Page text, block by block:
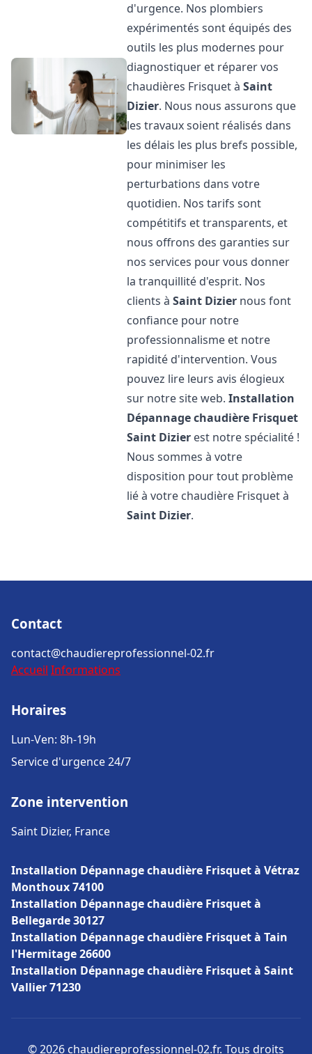
d'urgence. Nos plombiers
expérimentés sont équipés des
outils les plus modernes pour
diagnostiquer et réparer vos
chaudières Frisquet àSaint
Dizier. Nous nous assurons que
les travaux soient réalisés dans
les délais les plus brefs possible,
pour minimiser les
perturbations dans votre
quotidien. Nos tarifs sont
compétitifs et transparents, et
nous offrons des garanties sur
nos services pour vous donner
la tranquillité d'esprit. Nos
clients àSaint Dizier nous font
confiance pour notre
professionnalisme et notre
rapidité d'intervention. Vous
pouvez lire leurs avis élogieux
sur notre site web.Installation
Dépannage chaudière Frisquet
Saint Dizier est notre spécialité !
Nous sommes à votre
disposition pour tout problème
lié à votre chaudière Frisquet à
Saint Dizier.
Contact
contact@chaudiereprofessionnel-02.fr
Accueil Informations
Horaires
Lun-Ven: 8h-19h
Service d'urgence 24/7
Zone intervention
Saint Dizier, France
Installation Dépannage chaudière Frisquet à Vétraz
Monthoux 74100
Installation Dépannage chaudière Frisquet à
Bellegarde 30127
Installation Dépannage chaudière Frisquet à Tain
l'Hermitage 26600
Installation Dépannage chaudière Frisquet à Saint
Vallier 71230
© 2026 chaudiereprofessionnel-02.fr. Tous droits